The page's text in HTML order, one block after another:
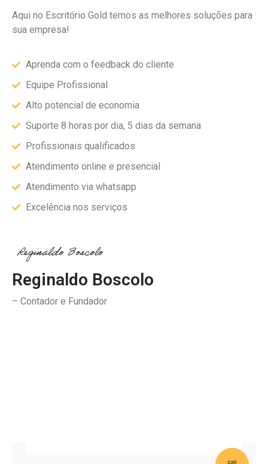
Aqui no Escritório Gold temos as melhores soluções para
sua empresa!
Aprenda com o feedback do cliente
Equipe Profissional
Alto potencial de economia
Suporte 8 horas por dia, 5 dias da semana
Profissionais qualificados
Atendimento online e presencial
Atendimento via whatsapp
Excelência nos serviços
Reginaldo Boscolo
– Contador e Fundador